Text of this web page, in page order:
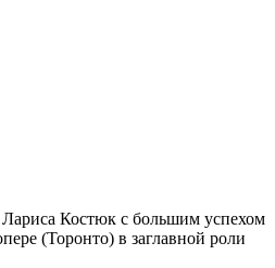
Костюк с большим успехом
(Торонто) в заглавной роли